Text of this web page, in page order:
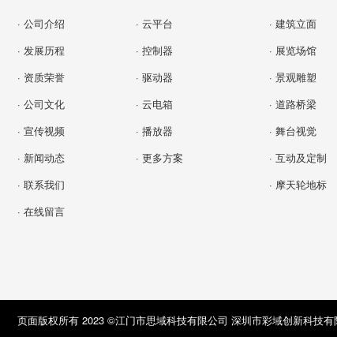
· 公司介绍
· 发展历程
· 资质荣誉
· 公司文化
· 宣传视频
· 新闻动态
· 联系我们
· 在线留言
· 云平台
· 控制器
· 驱动器
· 云电箱
· 播放器
· 更多方案
· 建筑立面
· 展览场馆
· 景观雕塑
· 道路桥梁
· 舞台视觉
· 互动及定制
· 摩天轮地标
页面版权所有 2023 ©江门市思域科技有限公司 深圳市彩域创新科技